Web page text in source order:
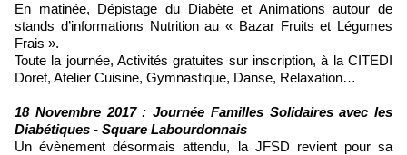
En matinée, Dépistage du Diabète et Animations autour de
stands d’informations Nutrition au « Bazar Fruits et Légumes
Frais ».
Toute la journée, Activités gratuites sur inscription, à la CITEDI
Doret, Atelier Cuisine, Gymnastique, Danse, Relaxation…
18 Novembre 2017 : Journée Familles Solidaires avec les
Diabétiques - Square Labourdonnais
Un évènement désormais attendu, la JFSD revient pour sa